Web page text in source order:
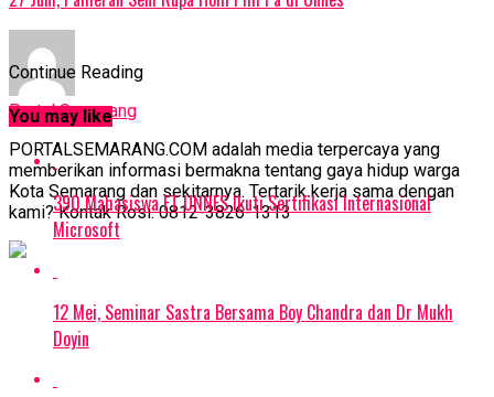
Portal Semarang
PORTALSEMARANG.COM adalah media terpercaya yang
memberikan informasi bermakna tentang gaya hidup warga
Kota Semarang dan sekitarnya. Tertarik kerja sama dengan
kami? Kontak Rosi: 0812-3826-1313
Continue Reading
You may like
390 Mahasiswa FT UNNES Ikuti Sertifikasi Internasional
Microsoft
12 Mei, Seminar Sastra Bersama Boy Chandra dan Dr Mukh
Doyin